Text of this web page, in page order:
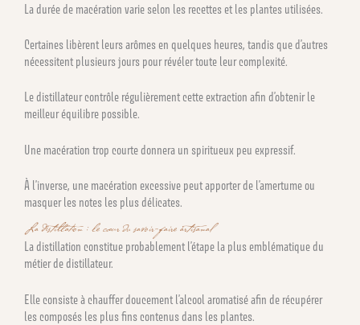
La durée de macération varie selon les recettes et les plantes utilisées.
Certaines libèrent leurs arômes en quelques heures, tandis que d’autres
nécessitent plusieurs jours pour révéler toute leur complexité.
Le distillateur contrôle régulièrement cette extraction afin d’obtenir le
meilleur équilibre possible.
Une macération trop courte donnera un spiritueux peu expressif.
À l’inverse, une macération excessive peut apporter de l’amertume ou
masquer les notes les plus délicates.
La distillation : le cœur du savoir-faire artisanal
La distillation constitue probablement l’étape la plus emblématique du
métier de distillateur.
Elle consiste à chauffer doucement l’alcool aromatisé afin de récupérer
les composés les plus fins contenus dans les plantes.